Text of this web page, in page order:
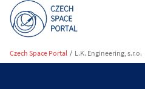
Czech Space Portal / L.K. Engineering, s.r.o.